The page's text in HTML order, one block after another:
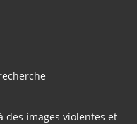
des images violentes et